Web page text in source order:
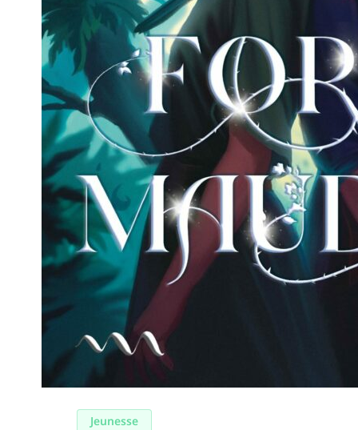
Jeunesse